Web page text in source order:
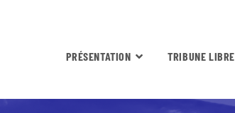
PRÉSENTATION TRIBUNE LIBRE